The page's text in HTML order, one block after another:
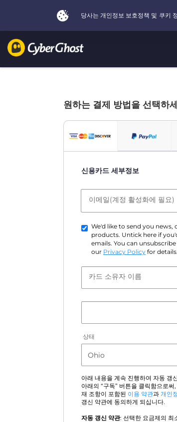
원하는 결제 방법을 선택하
신용카드 세부정보
이메일(계정 활성화에 필요)
We'd like to send you news,
products. Untick here if
emails. You can
our Privacy Policy for details.
카드 소유자 이름
상태
아래 내용을 계속 진행하여 자동 갱
아래의 “구독” 버튼을 클릭함으로
재 조항이 포함된 이용 약관과 개인
갱신 약관에 동의하게 되십니다.
자동 갱신 약관: 선택한 요금제의 최